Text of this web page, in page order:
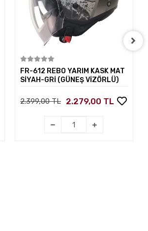
FR-612 REBO YARIM KASK MAT
SİYAH-GRİ (GÜNEŞ VİZÖRLÜ)
2.399,00 TL 2.279,00 TL